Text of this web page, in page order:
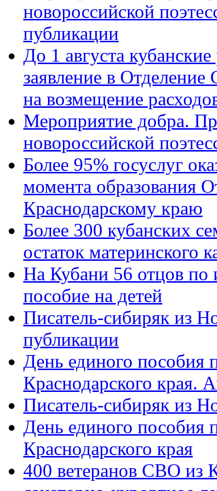
новороссийской
публикации
До 1 августа
заявление в
на возмещение
Мероприятие добра.
новороссийской
Более 95% госуслуг
момента образования
Краснодарскому краю
Более 300 кубанских
остаток материнского
На Кубани 56 отцов по
пособие на детей
Писатель-сибиряк из
публикации
День единого пособия
Краснодарского края.
Писатель-сибиряк из
День единого пособия
Краснодарского края
400 ветеранов СВО из